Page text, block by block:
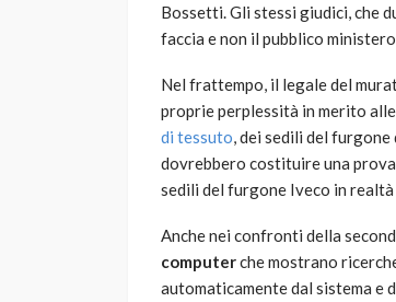
Bossetti. Gli stessi giudici, che
faccia e non il pubblico
Nel frattempo, il legale del
proprie perplessità in merito
di tessuto, dei sedili del
dovrebbero costituire una
sedili del furgone Iveco in
Anche nei confronti della
computerche mostrano
automaticamente dal sistema e
god 1